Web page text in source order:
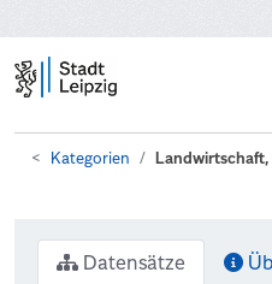
Kategorien Landwirtschaft,
Datensätze